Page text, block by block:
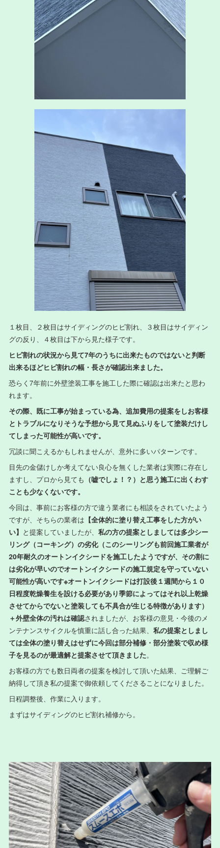
１枚目、２枚目はサイディングのヒビ割れ、３枚目はサイディン
グの反り、４枚目は下から見た様子です。
ヒビ割れの状況から見て7年のうちに出来たものではないと判断
出来るほどヒビ割れの幅・長さが確認出来ました。
恐らく7年前に外壁塗装工事を施工した際に確認は出来たと思わ
れます。
その際、既に工事が始まっている為、追加費用の提案をしお客様
とトラブルになりそうな予想から見て見ぬふりをして塗装だけし
てしまった可能性が高いです。
冗談に聞こえるかもしれませんが、意外に多いパターンです。
目先の金儲けしか考えてない良心を無くした業者は実際に存在し
ますし、プロから見ても （嘘でしょ！？）と思う施工に出くわす
ことも少なくないです。
今回は、事前にお客様の方で違う業者にも相談をされていたよう
ですが、そちらの業者は 【全体的に塗り替え工事をした方がい
い】 と提案していましたが、私の方の提案としましては多少シー
リング（コーキング）の劣化（このシーリングも前回施工業者が
20年耐久のオートンイクシードを施工したようですが、その割に
は劣化が早いのでオートンイクシードの施工規定を守っていない
可能性が高いです※オートンイクシードは打設後１週間から１０
日程度乾燥養生を設ける必要があり季節によってはそれ以上乾燥
させてからでないと塗装しても不具合が生じる特徴があります）
＋外壁全体の汚れは確認されましたが、お客様の意見・今後のメ
ンテナンスサイクルを慎重に話し合った結果、私の提案としまし
ては全体の塗り替えはせずに今回は部分補修・部分塗装で収め様
子を見るのが最適解と提案させて頂きました。
お客様の方でも数日両者の提案を検討して頂いた結果、ご理解ご
納得して頂き私の提案で御依頼してくださることになりました。
日程調整後、作業に入ります。
まずはサイディングのヒビ割れ補修から。